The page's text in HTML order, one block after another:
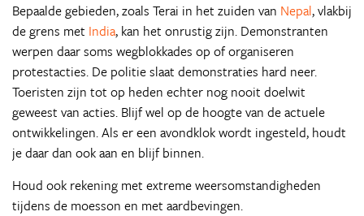
Bepaalde gebieden, zoals Terai in het zuiden van Nepal, vlakbij
de grens met India, kan het onrustig zijn. Demonstranten
werpen daar soms wegblokkades op of organiseren
protestacties. De politie slaat demonstraties hard neer.
Toeristen zijn tot op heden echter nog nooit doelwit
geweest van acties. Blijf wel op de hoogte van de actuele
ontwikkelingen. Als er een avondklok wordt ingesteld, houdt
je daar dan ook aan en blijf binnen.
Houd ook rekening met extreme weersomstandigheden
tijdens de moesson en met aardbevingen.